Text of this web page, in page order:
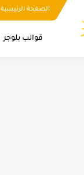
الصفحة الرئيسية
قوالب بلوجر